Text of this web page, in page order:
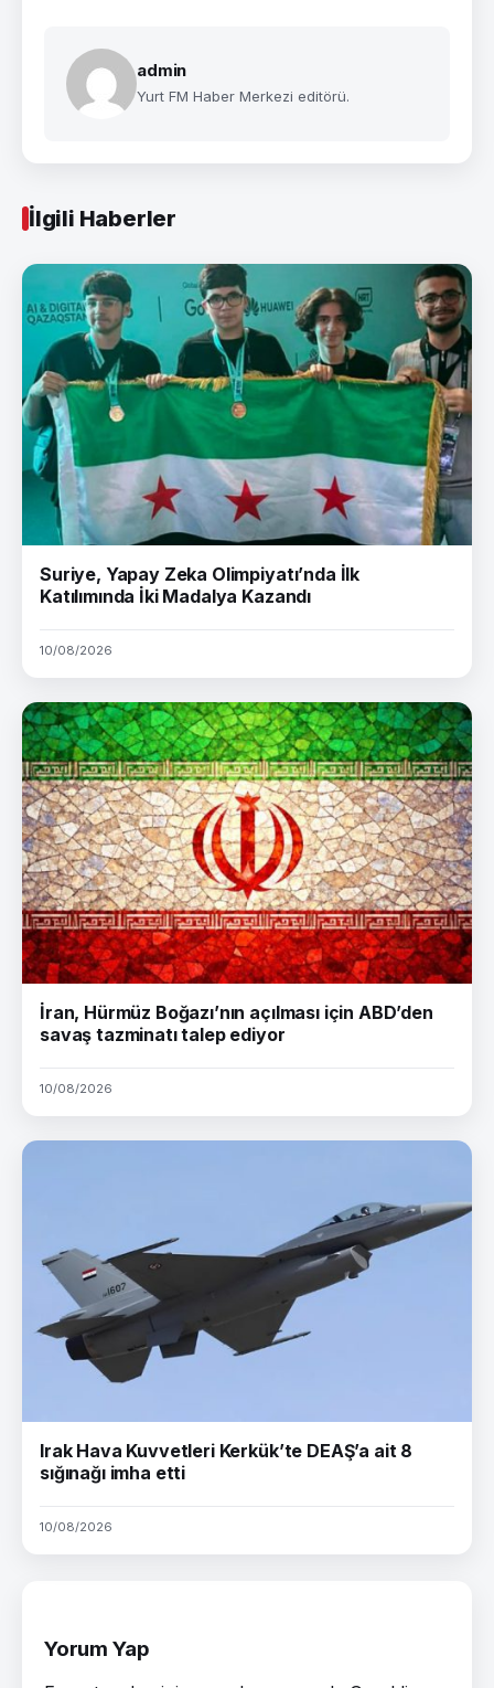
admin
Yurt FM Haber Merkezi editörü.
İlgili Haberler
Suriye, Yapay Zeka Olimpiyatı’nda İlk
Katılımında İki Madalya Kazandı
10/08/2026
İran, Hürmüz Boğazı’nın açılması için ABD’den
savaş tazminatı talep ediyor
10/08/2026
Irak Hava Kuvvetleri Kerkük’te DEAŞ’a ait 8
sığınağı imha etti
10/08/2026
Yorum Yap